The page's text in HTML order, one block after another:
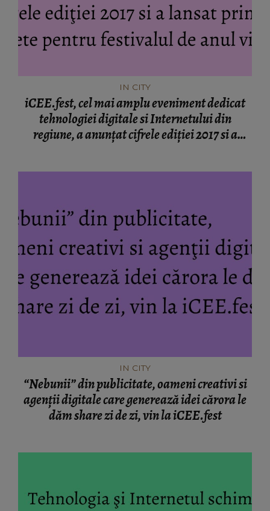
IN CITY
iCEE.fest, cel mai amplu eveniment dedicat
tehnologiei digitale si Internetului din
regiune, a anunţat cifrele ediţiei 2017 si a
IN CITY
“Nebunii” din publicitate, oameni creativi si
agenţii digitale care generează idei cărora le
dăm share zi de zi, vin la iCEE.fest